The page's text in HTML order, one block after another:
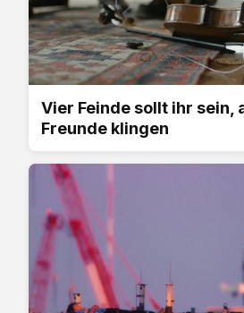
Vier Feinde sollt ihr sein,
Freunde klingen